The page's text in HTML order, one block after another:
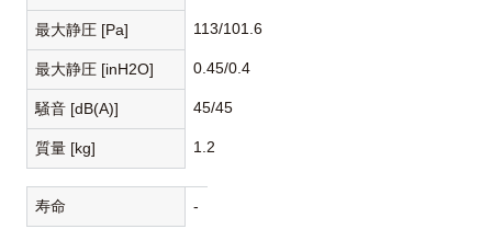
最大静圧 [Pa] 113/101.6
最大静圧 [inH2O] 0.45/0.4
騒音 [dB(A)] 45/45
質量 [kg] 1.2
寿命 -